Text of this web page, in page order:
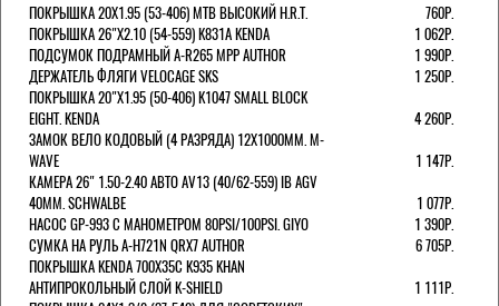
ПОКРЫШКА 20X1.95 (53-406) MTB ВЫСОКИЙ H.R.T.
760Р.
ПОКРЫШКА 26"Х2.10 (54-559) K831A KENDA
1 062Р.
ПОДСУМОК ПОДРАМНЫЙ A-R265 MPP AUTHOR
1 990Р.
ДЕРЖАТЕЛЬ ФЛЯГИ VELOCAGE SKS
1 250Р.
ПОКРЫШКА 20"Х1.95 (50-406) K1047 SMALL BLOCK
EIGHT. KENDA
4 260Р.
ЗАМОК ВЕЛО КОДОВЫЙ (4 РАЗРЯДА) 12Х1000ММ. M-
WAVE
1 147Р.
КАМЕРА 26" 1.50-2.40 АВТО AV13 (40/62-559) IB AGV
40MM. SCHWALBE
1 077Р.
НАСОС GP-993 С МАНОМЕТРОМ 80PSI/100PSI. GIYO
1 390Р.
СУМКА НА РУЛЬ A-H721N QRX7 AUTHOR
6 705Р.
ПОКРЫШКА KENDA 700Х35С K935 KHAN
АНТИПРОКОЛЬНЫЙ СЛОЙ K-SHIELD
1 111Р.